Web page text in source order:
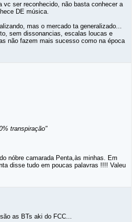
vc ser reconhecido, não basta conhecer a
DE música.
mas o mercado ta generalizado...
sem dissonancias, escalas loucas e
não fazem mais sucesso como na época
transpiração"
nóbre camarada Penta,às minhas. Em
disse tudo em poucas palavras !!!! Valeu
as BTs aki do FCC...